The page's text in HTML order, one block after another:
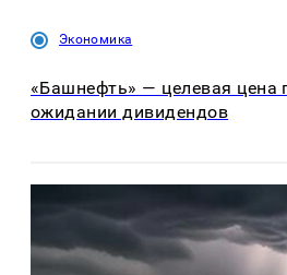
Экономика
«Башнефть» — целевая цена
ожидании дивидендов